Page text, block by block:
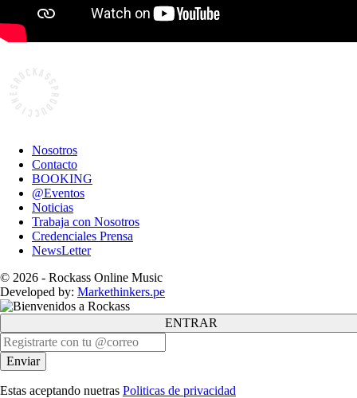
Nosotros
Contacto
BOOKING
@Eventos
Noticias
Trabaja con Nosotros
Credenciales Prensa
NewsLetter
© 2026 - Rockass Online Music
Developed by: Markethinkers.pe
ENTRAR
Estas aceptando nuetras Politicas de privacidad